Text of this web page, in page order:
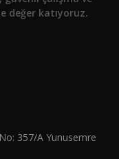
değer katıyoruz.
357/A Yunusemre